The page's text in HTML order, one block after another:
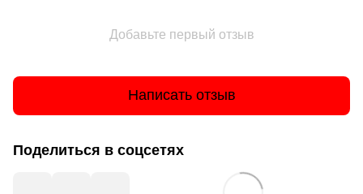
Добавьте первый отзыв
Написать отзыв
Поделиться в соцсетях